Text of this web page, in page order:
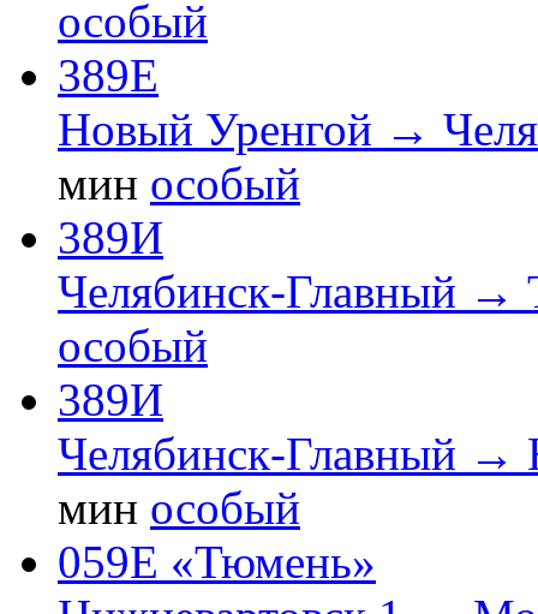
особый
389Е
Новый Уренгой →
мин особый
389И
Челябинск-Главный →
особый
389И
Челябинск-Главный →
мин особый
059Е «Тюмень»